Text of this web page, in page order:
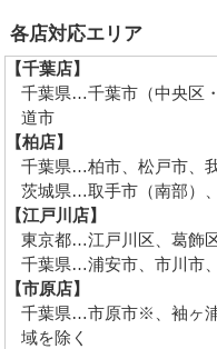
各店対応エリア
【千葉店】
千葉県…千葉市（中央区
道市
【柏店】
千葉県…柏市、松戸市、
茨城県…取手市（南部）
【江戸川店】
東京都…江戸川区、葛飾
千葉県…浦安市、市川市、
【市原店】
千葉県…市原市※、袖ヶ
域を除く